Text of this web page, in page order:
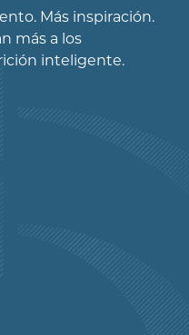
Más inspiración.
más a los
inteligente.